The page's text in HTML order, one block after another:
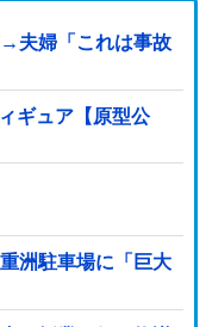
夫婦「これは事故
ギュア【原型公
洲駐車場に「巨大